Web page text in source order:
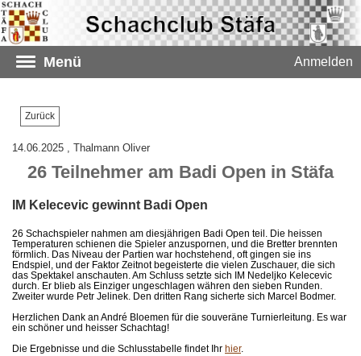
Menü Anmelden
Zurück
14.06.2025 , Thalmann Oliver
26 Teilnehmer am Badi Open in Stäfa
IM Kelecevic gewinnt Badi Open
26 Schachspieler nahmen am diesjährigen Badi Open teil. Die heissen
Temperaturen schienen die Spieler anzuspornen, und die Bretter brennten
förmlich. Das Niveau der Partien war hochstehend, oft gingen sie ins
Endspiel, und der Faktor Zeitnot begeisterte die vielen Zuschauer, die sich
das Spektakel anschauten. Am Schluss setzte sich IM Nedeljko Kelecevic
durch. Er blieb als Einziger ungeschlagen währen den sieben Runden.
Zweiter wurde Petr Jelinek. Den dritten Rang sicherte sich Marcel Bodmer.
Herzlichen Dank an André Bloemen für die souveräne Turnierleitung. Es war
ein schöner und heisser Schachtag!
Die Ergebnisse und die Schlusstabelle findet Ihr hier.